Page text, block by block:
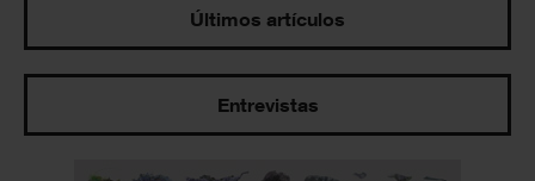
Últimos artículos
Entrevistas